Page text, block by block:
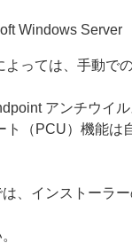
Windows Server
っては、手動で
アンチウイ
ト（PCU）機能
、インストーラ